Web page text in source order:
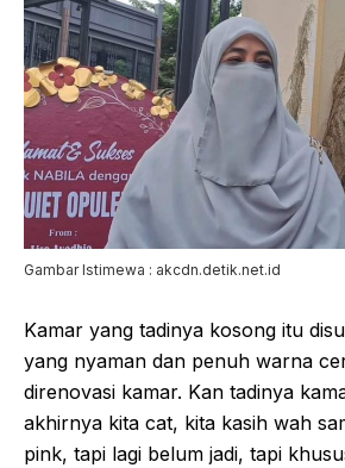
Gambar Istimewa : akcdn.detik.net.id
Kamar yang tadinya kosong itu
yang nyaman dan penuh warna
direnovasi kamar. Kan tadinya
akhirnya kita cat, kita kasih wah
pink, tapi lagi belum jadi, tapi